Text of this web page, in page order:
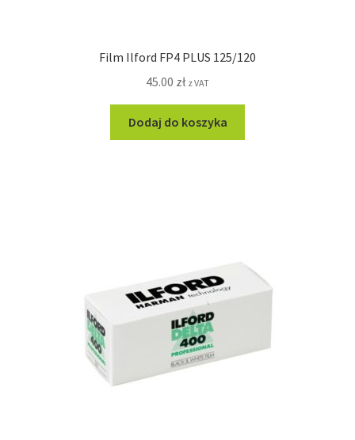
Film Ilford FP4 PLUS 125/120
45.00 zł z VAT
Dodaj do koszyka